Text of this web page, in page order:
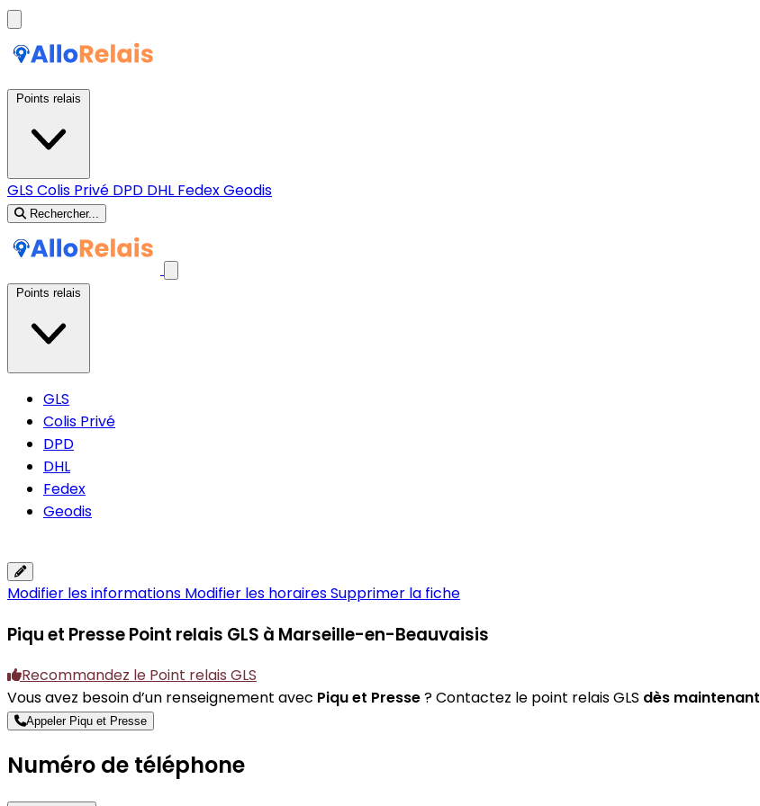
GLS Colis Privé DPD DHL FedexGeodis
Rechercher...
GLS
Colis Privé
DPD
DHL
Fedex
Geodis
Modifier les informations Modifier les horairesSupprimer la fiche
Piqu et PressePoint relais GLS à Marseille-en-Beauvaisis
Recommandez le Point relais GLS
Vous avez besoin d’un renseignement avec Piqu et Presse? Contactez le point relais GLS dès maintenant
Appeler Piqu et Presse
Numéro de téléphone